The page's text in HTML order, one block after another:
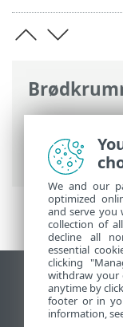
ESET-
Antivirus
>
slutpunkter,
Vis
End of Life
We and our
optimized
and serve you
collection of
decline all
essential
clicking
withdraw your
anytime by
footer or in
information,